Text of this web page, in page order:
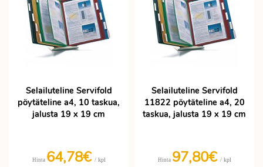
Selailuteline Servifold
pöytäteline a4, 10 taskua,
jalusta 19 x 19 cm
Hinta 64,78€ / kpl
Selailuteline Servifold
11822 pöytäteline a4, 20
taskua, jalusta 19 x 19 cm
Hinta 97,80€ / kpl